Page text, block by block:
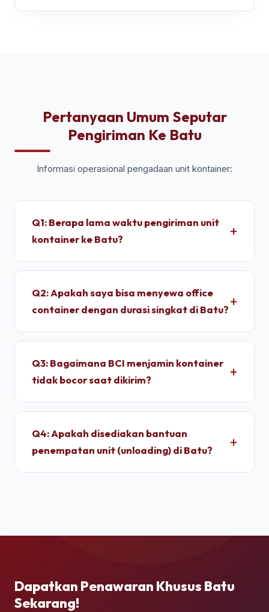
Pertanyaan Umum Seputar
Pengiriman Ke Batu
Informasi operasional pengadaan unit kontainer:
Q1: Berapa lama waktu pengiriman unit
kontainer ke Batu?
Untuk wilayah Batu, pengiriman standar dry
setelah proses administrasi selesai. Unit
dimobilisasi menggunakan armada truk trailer
langsung dari depo terpusat kami.
Q2: Apakah saya bisa menyewa office
container dengan durasi singkat di Batu?
Ya, kami melayani penyewaan bulanan dengan
progresif yang lebih ekonomis jika Anda
hingga jangka panjang.
Q3: Bagaimana BCI menjamin kontainer
tidak bocor saat dikirim?
Setiap unit di depo kami wajib melalui pengujian
air bertekanan tinggi untuk memastikan dinding
panel baja corten dan karet pelindung pintu 100%
kedap air sebelum pemuatan.
Q4: Apakah disediakan bantuan
penempatan unit (unloading) di Batu?
Dapatkan Penawaran Khusus Batu
Sekarang!